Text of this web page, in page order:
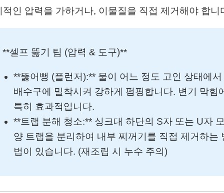
적인 압력을 가하거나, 이물질을 직접 제거해야 합니
**셀프 뚫기 팁 (압력 & 도구)**
**뚫어뻥 (플런저):** 물이 어느 정도 고인 상태에서
배수구에 밀착시켜 강하게 펌핑합니다. 변기 막힘
특히 효과적입니다.
**트랩 분해 청소:** 싱크대 하단의 S자 또는 U자
양 트랩을 분리하여 내부 찌꺼기를 직접 제거하는
법이 있습니다. (재조립 시 누수 주의)